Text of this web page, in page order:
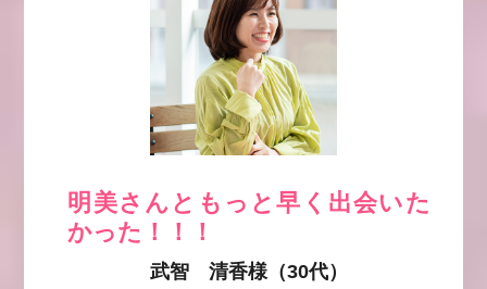
明美さんともっと早く出会いた
かった！！！
武智 清香様（30代）